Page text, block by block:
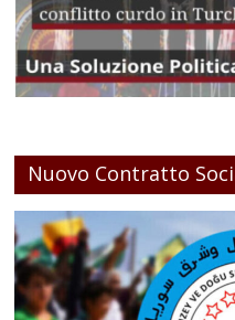
Nuovo Contratto